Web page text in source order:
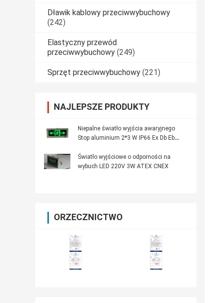
Dławik kablowy przeciwwybuchowy
(242)
Elastyczny przewód
przeciwwybuchowy (249)
Sprzęt przeciwwybuchowy (221)
NAJLEPSZE PRODUKTY
Niepalne światło wyjścia awaryjnego
Stop aluminium 2*3 W IP66 Ex Db Eb
Światło wyjściowe o odporności na
wybuch LED 220V 3W ATEX CNEX
ORZECZNICTWO